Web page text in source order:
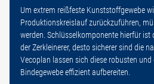
Um extrem reißfeste Kunststoffgewebe
Produktionskreislauf zurückzuführen,
werden. Schlüsselkomponente hierfür ist
der Zerkleinerer, desto sicherer sind die
Vecoplan lassen sich diese robusten
Bindegewebe effizient aufbereiten.